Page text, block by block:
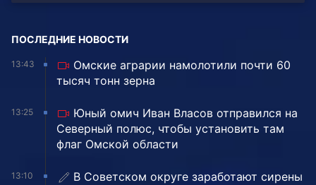
ПОСЛЕДНИЕ НОВОСТИ
13:43
Омские аграрии намолотили почти 60
тысяч тонн зерна
13:25
Юный омич Иван Власов отправился на
Северный полюс, чтобы установить там
флаг Омской области
13:10 В Советском округе заработают сирены